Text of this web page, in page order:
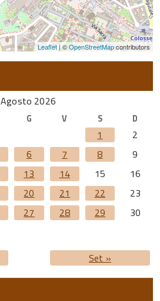
Leaflet| ©OpenStreetMapcontributors
Agosto 2026
G V S D
1
2
6 7 8
9
13 14 15
16
20 21 22
23
27 28 29
30
Set »